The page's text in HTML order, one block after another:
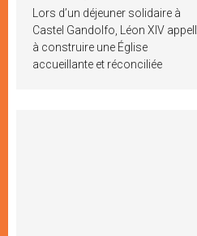
Lors d’un déjeuner solidaire à
Castel Gandolfo, Léon XIV
à construire une Église
accueillante et réconciliée